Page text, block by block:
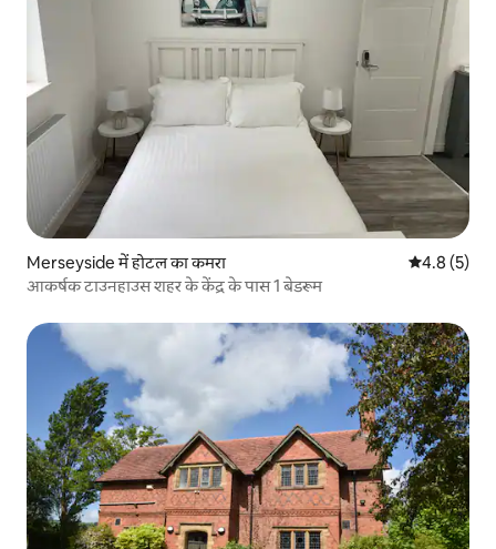
Merseyside में होटल का कमरा औसत रेटिंग 5
4.8 (5)
आकर्षक टाउनहाउस शहर के केंद्र के पास 1 बेडरूम